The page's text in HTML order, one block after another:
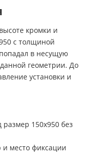
кромки и
с толщиной
в несущую
геометрии. До
установки и
150х950 без
место фиксации